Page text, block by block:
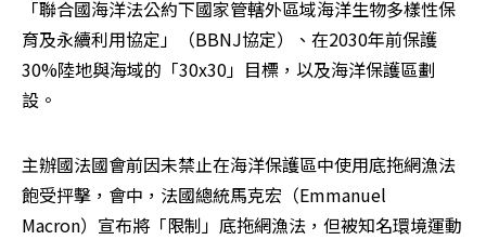
「聯合國海洋法公約下國家管轄外區域海洋生物多樣性保
育及永續利用協定」（BBNJ協定）、在2030年前保護
30%陸地與海域的「30x30」目標，以及海洋保護區劃
設。
主辦國法國會前因未禁止在海洋保護區中使用底拖網漁法
飽受抨擊，會中，法國總統馬克宏（Emmanuel
Macron）宣布將「限制」底拖網漁法，但被知名環境運動